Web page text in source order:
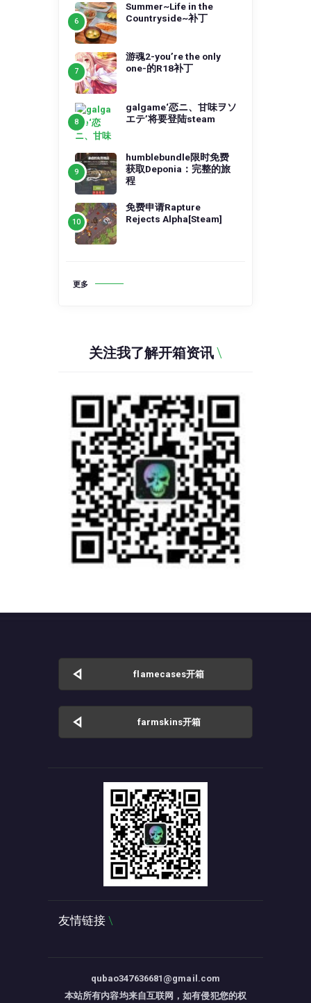
Summer~Life in the
Countryside~补丁
游魂2-you’re the only
one-的R18补丁
galgame‘恋ニ、甘味ヲソ
エテ’将要登陆steam
humblebundle限时免费
获取Deponia：完整的旅
程
免费申请Rapture
Rejects Alpha[Steam]
更多
关注我了解开箱资讯
flamecases开箱
farmskins开箱
友情链接
qubao347636681@gmail.com
本站所有内容均来自互联网，如有侵犯您的权